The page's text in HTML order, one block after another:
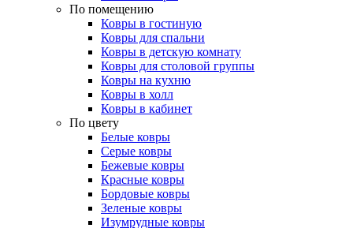
По помещению
Ковры в гостиную
Ковры для спальни
Ковры в детскую комнату
Ковры для столовой группы
Ковры на кухню
Ковры в холл
Ковры в кабинет
По цвету
Белые ковры
Серые ковры
Бежевые ковры
Красные ковры
Бордовые ковры
Зеленые ковры
Изумрудные ковры